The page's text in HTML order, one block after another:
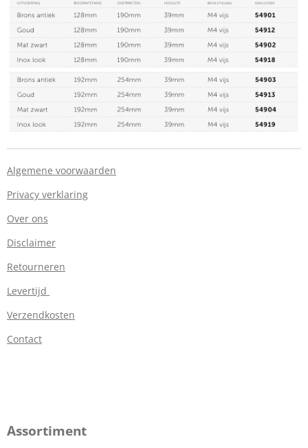
Algemene voorwaarden
Privacy verklaring
Over ons
Disclaimer
Retourneren
Levertijd
Verzendkosten
Contact
Assortiment